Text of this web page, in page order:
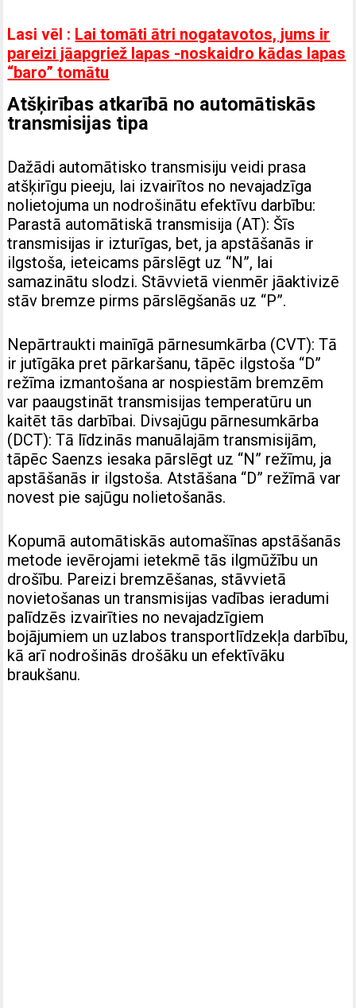
Lasi vēl : Lai tomāti ātri nogatavotos, jums ir
pareizi jāapgriež lapas -noskaidro kādas lapas
“baro” tomātu
Atšķirības atkarībā no automātiskās
transmisijas tipa
Dažādi automātisko transmisiju veidi prasa
atšķirīgu pieeju, lai izvairītos no nevajadzīga
nolietojuma un nodrošinātu efektīvu darbību:
Parastā automātiskā transmisija (AT): Šīs
transmisijas ir izturīgas, bet, ja apstāšanās ir
ilgstoša, ieteicams pārslēgt uz “N”, lai
samazinātu slodzi. Stāvvietā vienmēr jāaktivizē
stāv bremze pirms pārslēgšanās uz “P”.
Nepārtraukti mainīgā pārnesumkārba (CVT): Tā
ir jutīgāka pret pārkaršanu, tāpēc ilgstoša “D”
režīma izmantošana ar nospiestām bremzēm
var paaugstināt transmisijas temperatūru un
kaitēt tās darbībai. Divsajūgu pārnesumkārba
(DCT): Tā līdzinās manuālajām transmisijām,
tāpēc Saenzs iesaka pārslēgt uz “N” režīmu, ja
apstāšanās ir ilgstoša. Atstāšana “D” režīmā var
novest pie sajūgu nolietošanās.
Kopumā automātiskās automašīnas apstāšanās
metode ievērojami ietekmē tās ilgmūžību un
drošību. Pareizi bremzēšanas, stāvvietā
novietošanas un transmisijas vadības ieradumi
palīdzēs izvairīties no nevajadzīgiem
bojājumiem un uzlabos transportlīdzekļa darbību,
kā arī nodrošinās drošāku un efektīvāku
braukšanu.